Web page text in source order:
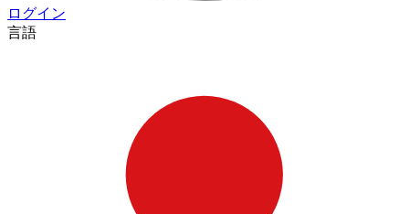
ログイン
言語